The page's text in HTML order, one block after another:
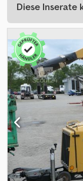
Diese Inserate